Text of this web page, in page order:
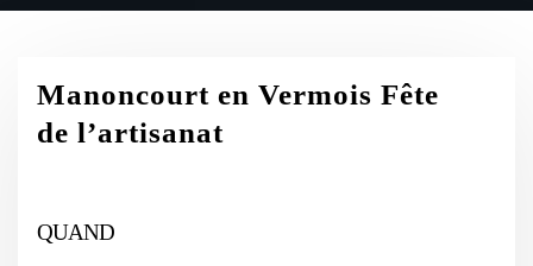
Manoncourt en Vermois Fête
de l’artisanat
QUAND